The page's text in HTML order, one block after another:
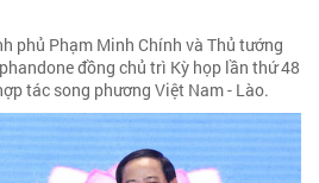
phủ Phạm Minh Chính và Thủ tướng
đồng chủ trì Kỳ họp lần thứ 48
tác song phương Việt Nam - Lào.